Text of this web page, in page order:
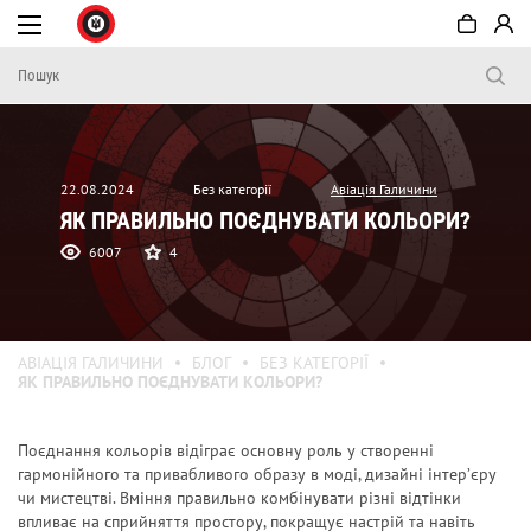
22.08.2024 Без категорії Авіація Галичини
ЯК ПРАВИЛЬНО ПОЄДНУВАТИ КОЛЬОРИ?
6007 4
АВІАЦІЯ ГАЛИЧИНИ БЛОГ
БЕЗ КАТЕГОРІЇ
ЯК ПРАВИЛЬНО ПОЄДНУВАТИ КОЛЬОРИ?
Поєднання кольорів відіграє основну роль у створенні
гармонійного та привабливого образу в моді, дизайні інтер’єру
чи мистецтві. Вміння правильно комбінувати різні відтінки
впливає на сприйняття простору, покращує настрій та навіть